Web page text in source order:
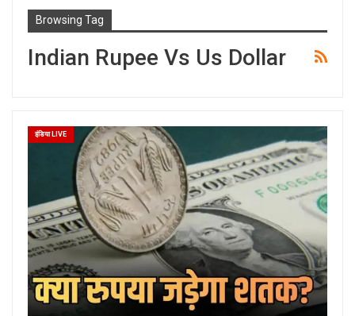
Browsing Tag
Indian Rupee Vs Us Dollar
इंडिया LIVE